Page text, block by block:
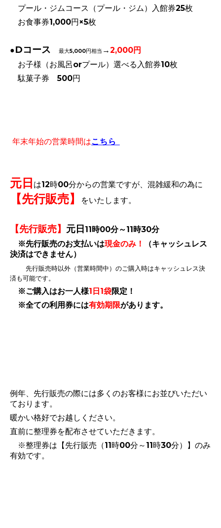
プール・ジムコース（プール・ジム）入館券25枚
お食事券1,000円×5枚
●Dコース 最大5,000円相当 →2,000円
お子様（お風呂orプール）選べる入館券10枚
駄菓子券 500円
年末年始の営業時間はこちら
元日 は12時00分からの営業ですが、混雑緩和の為に
【先行販売】 をいたします。
【先行販売】 元日 11時00分～11時30分
※先行販売のお支払いは現金のみ！
（キャッシュレス
決済はできません）
先行販売時以外（営業時間中）のご購入時はキャッシュレス決
済も可能です。
※ご購入はお一人様1日1袋限定！
※全ての利用券には有効期限があります。
例年、先行販売の際には多くのお客様にお並びいただい
ております。
暖かい格好でお越しください。
直前に整理券を配布させていただきます。
※整理券は【先行販売（11時00分～11時30分）】のみ
有効です。